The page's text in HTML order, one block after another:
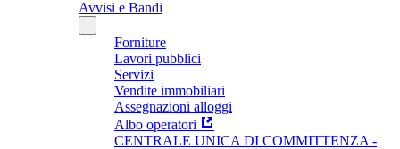
Avvisi e Bandi
Forniture
Lavori pubblici
Servizi
Vendite immobiliari
Assegnazioni alloggi
Albo operatori
CENTRALE UNICA DI COMMITTENZA -